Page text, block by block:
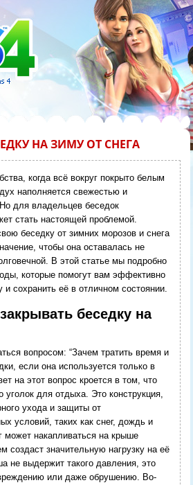
НА ЗИМУ ОТ СНЕГА
когда всё вокруг покрыто белым
наполняется свежестью и
для владельцев беседок
стать настоящей проблемой.
беседку от зимних морозов и снега
чтобы она оставалась не
В этой статье мы подробно
которые помогут вам эффективно
и сохранить её в отличном состоянии.
беседку на
вопросом: “Зачем тратить время и
если она используется только в
на этот вопрос кроется в том, что
уголок для отдыха. Это конструкция,
ухода и защиты от
условий, таких как снег, дождь и
может накапливаться на крыше
создаст значительную нагрузку на её
не выдержит такого давления, это
или даже обрушению. Во-